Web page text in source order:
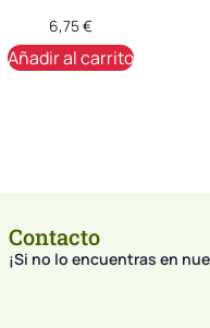
6,75€
Añadir al carrito
Contacto
¡Si no lo encuentras en